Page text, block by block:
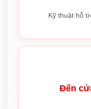
Kỹ thuật hỗ
Đến